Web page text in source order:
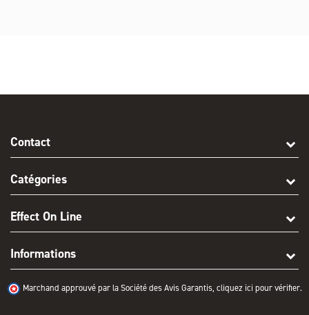
Contact
Catégories
Effect On Line
Informations
Marchand approuvé par la Société des Avis Garantis, cliquez ici pour vérifier.